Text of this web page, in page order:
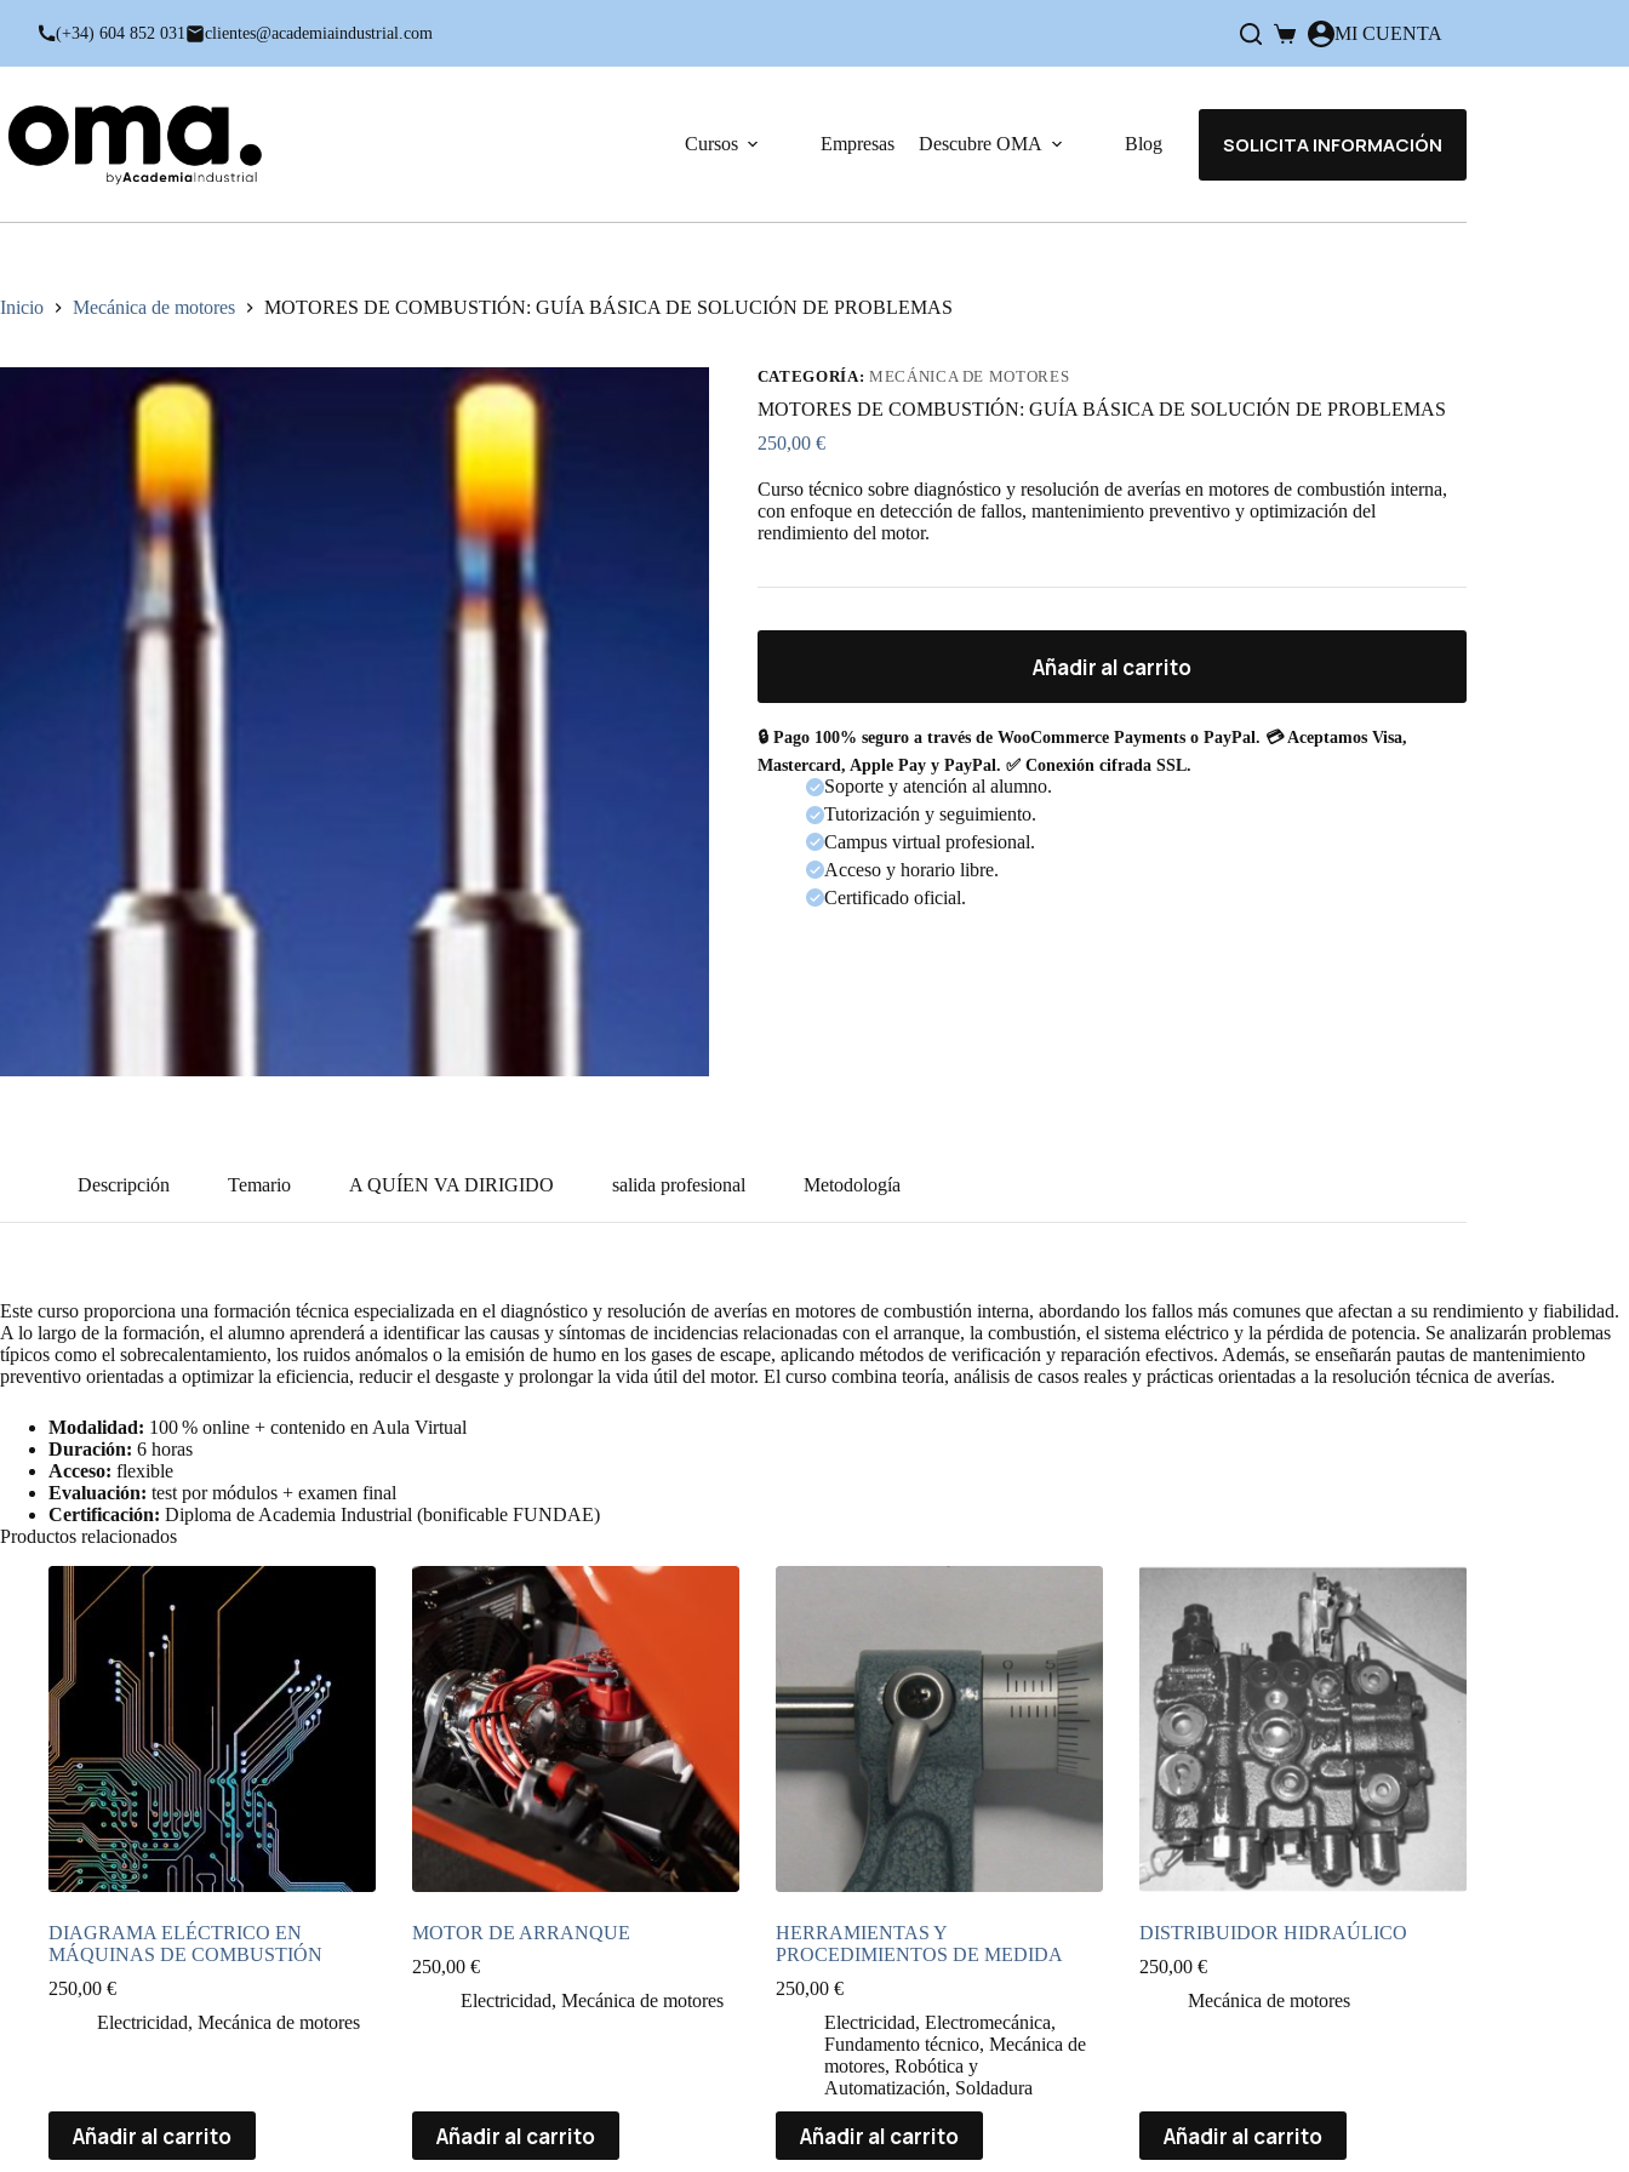
(+34) 604 852 031 clientes@academiaindustrial.com
Carro
de
MI CUENTA
Cursos Empresas Descubre OMA Blog SOLICITA INFORMACIÓN
Inicio Mecánica de motores MOTORES DE COMBUSTIÓN: GUÍA BÁSICA DE SOLUCIÓN DE PROBLEMAS
CATEGORÍA: MECÁNICA DE MOTORES
MOTORES DE COMBUSTIÓN: GUÍA BÁSICA DE SOLUCIÓN DE PROBLEMAS
250,00 €
Curso técnico sobre diagnóstico y resolución de averías en motores de combustión interna,
con enfoque en detección de fallos, mantenimiento preventivo y optimización del
rendimiento del motor.
Añadir al carrito
🔒 Pago 100% seguro a través de WooCommerce Payments o PayPal. 💳 Aceptamos Visa,
Mastercard, Apple Pay y PayPal. ✅ Conexión cifrada SSL.
Soporte y atención al alumno.
Tutorización y seguimiento.
Campus virtual profesional.
Acceso y horario libre.
Certificado oficial.
Descripción Temario A QUÍEN VA DIRIGIDO salida profesional Metodología
Este curso proporciona una formación técnica especializada en el diagnóstico y resolución de averías en motores de combustión interna, abordando los fallos más comunes que afectan a su rendimiento y fiabilidad.
A lo largo de la formación, el alumno aprenderá a identificar las causas y síntomas de incidencias relacionadas con el arranque, la combustión, el sistema eléctrico y la pérdida de potencia. Se analizarán problemas
típicos como el sobrecalentamiento, los ruidos anómalos o la emisión de humo en los gases de escape, aplicando métodos de verificación y reparación efectivos. Además, se enseñarán pautas de mantenimiento
preventivo orientadas a optimizar la eficiencia, reducir el desgaste y prolongar la vida útil del motor. El curso combina teoría, análisis de casos reales y prácticas orientadas a la resolución técnica de averías.
Modalidad: 100 % online + contenido en Aula Virtual
Duración: 6 horas
Acceso: flexible
Evaluación: test por módulos + examen final
Certificación: Diploma de Academia Industrial (bonificable FUNDAE)
Productos relacionados
DIAGRAMA ELÉCTRICO EN
MÁQUINAS DE COMBUSTIÓN
250,00 €
Electricidad, Mecánica de motores
Añadir al carrito
MOTOR DE ARRANQUE
250,00 €
Electricidad, Mecánica de motores
Añadir al carrito
HERRAMIENTAS Y
PROCEDIMIENTOS DE MEDIDA
250,00 €
Electricidad, Electromecánica,
Fundamento técnico, Mecánica de
motores, Robótica y
Automatización, Soldadura
Añadir al carrito
DISTRIBUIDOR HIDRAÚLICO
250,00 €
Mecánica de motores
Añadir al carrito